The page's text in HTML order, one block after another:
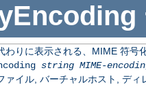
わりに表示される、MIME 符号
string MIME-
ァイル, バーチャルホスト, ディ